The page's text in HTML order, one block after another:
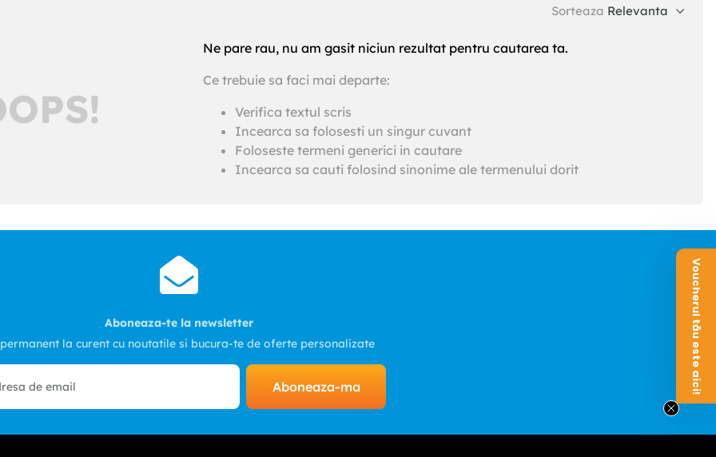
Sorteaza Relevanta
Ne pare rau, nu am gasit niciun rezultat pentru cautarea ta.
Ce trebuie sa faci mai departe:
Verifica textul scris
Incearca sa folosesti un singur cuvant
Foloseste termeni generici in cautare
Incearca sa cauti folosind sinonime ale termenului dorit
Aboneaza-te la newsletter
la curent cu noutatile si bucura-te de oferte personalizate
Aboneaza-ma Voucherul tău este aici!